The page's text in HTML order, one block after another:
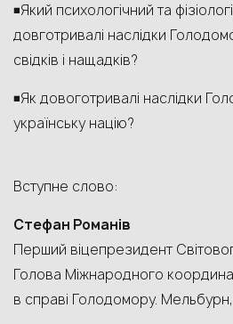
◾️Який психологічний та
довготривалі наслідки
свідків і нащадків?
◾️Як довоготривалі наслідки
українську націю?
Вступне слово:
Стефан Романів
Перший віцепрезидент
Голова Міжнародного
в справі Голодомору.